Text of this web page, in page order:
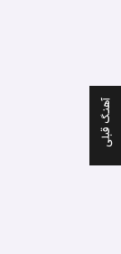
آهنـگ قبلی